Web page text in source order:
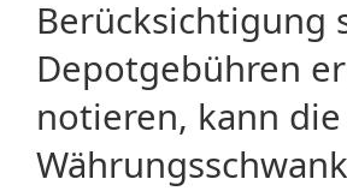
Berücksichtigung
Depotgebühren
notieren, kann